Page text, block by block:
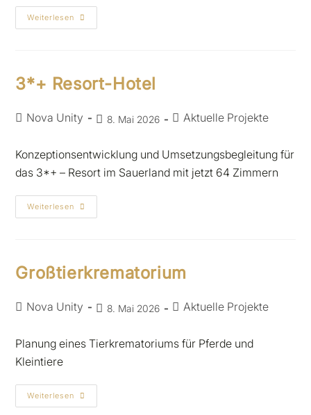
Weiterlesen
3*+ Resort-Hotel
Nova Unity 8. Mai 2026 Aktuelle Projekte
Konzeptionsentwicklung und Umsetzungsbegleitung für
das 3*+ – Resort im Sauerland mit jetzt 64 Zimmern
Weiterlesen
Großtierkrematorium
Nova Unity 8. Mai 2026 Aktuelle Projekte
Planung eines Tierkrematoriums für Pferde und
Kleintiere
Weiterlesen